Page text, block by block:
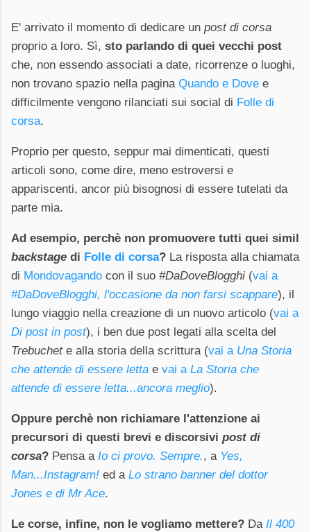
E' arrivato il momento di dedicare un post di corsa
proprio a loro. Sì, sto parlando di quei vecchi post
che, non essendo associati a date, ricorrenze o luoghi,
non trovano spazio nella pagina Quando e Dove e
difficilmente vengono rilanciati sui social di Folle di
corsa.
Proprio per questo, seppur mai dimenticati, questi
articoli sono, come dire, meno estroversi e
appariscenti, ancor più bisognosi di essere tutelati da
parte mia.
Ad esempio, perchè non promuovere tutti quei simil
backstage di Folle di corsa? La risposta alla chiamata
di Mondovagando con il suo #DaDoveBlogghi (vai a
#DaDoveBlogghi, l'occasione da non farsi scappare), il
lungo viaggio nella creazione di un nuovo articolo (vai a
Di post in post), i ben due post legati alla scelta del
Trebuchete alla storia della scrittura (vai a Una Storia
che attende di essere letta e vai a La Storia che
attende di essere letta...ancora meglio).
Oppure perchè non richiamare l'attenzione ai
precursori di questi brevi e discorsivi post di
corsa? Pensa a Io ci provo. Sempre., a Yes,
Man...Instagram! ed a Lo strano banner del dottor
Jones e di Mr Ace.
Le corse, infine, non le vogliamo mettere? Da Il 400